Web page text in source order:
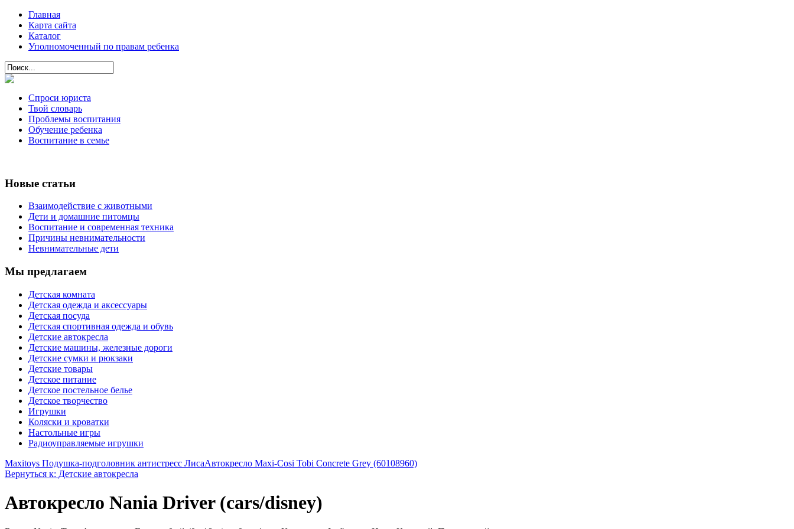
Главная
Карта сайта
Каталог
Уполномоченный по правам ребенка
Спроси юриста
Твой словарь
Проблемы воспитания
Обучение ребенка
Воспитание в семье
Новые статьи
Взаимодействие с животными
Дети и домашние питомцы
Воспитание и современная техника
Причины невнимательности
Невнимательные дети
Мы предлагаем
Детская комната
Детская одежда и аксессуары
Детская посуда
Детская спортивная одежда и обувь
Детские автокресла
Детские машины, железные дороги
Детские сумки и рюкзаки
Детские товары
Детское питание
Детское постельное белье
Детское творчество
Игрушки
Коляски и кроватки
Настольные игры
Радиоуправляемые игрушки
Maxitoys Подушка-подголовник антистресс ЛисаАвтокресло Maxi-Cosi Tobi Concrete Grey (60108960)
Вернуться к: Детские автокресла
Автокресло Nania Driver (cars/disney)